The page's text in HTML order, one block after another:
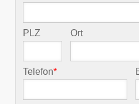
PLZ Ort
Telefon*